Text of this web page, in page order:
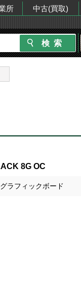
所 中古(買取)
8G OC
ラフィックボード